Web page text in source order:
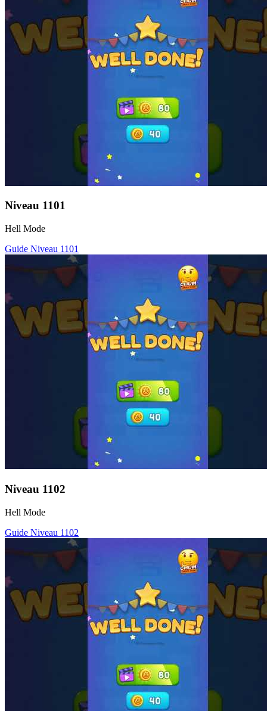
Niveau 1101
Hell Mode
Guide Niveau 1101
Niveau 1102
Hell Mode
Guide Niveau 1102